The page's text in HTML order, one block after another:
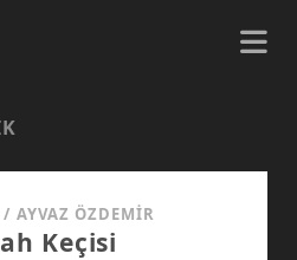
/ AYVAZ ÖZDEMIR
Keçisi